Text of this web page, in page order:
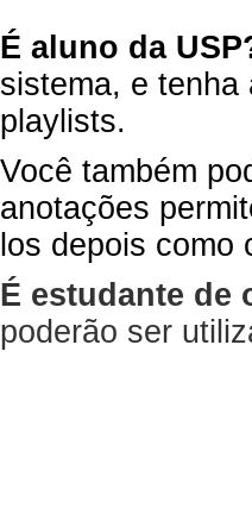
É aluno da
sistema, e
playlists.
Você também
anotações
los depois
É estudante de
poderão ser